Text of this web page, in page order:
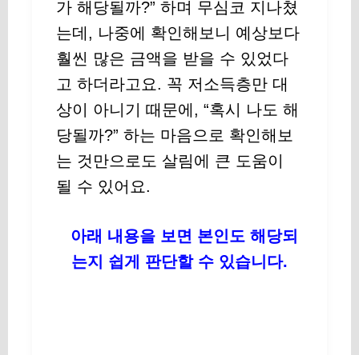
가 해당될까?” 하며 무심코 지나쳤
는데, 나중에 확인해보니 예상보다
훨씬 많은 금액을 받을 수 있었다
고 하더라고요. 꼭 저소득층만 대
상이 아니기 때문에, “혹시 나도 해
당될까?” 하는 마음으로 확인해보
는 것만으로도 살림에 큰 도움이
될 수 있어요.
아래 내용을 보면 본인도 해당되
는지 쉽게 판단할 수 있습니다.